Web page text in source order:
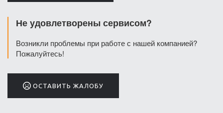
Не удовлетворены сервисом?
Возникли проблемы при работе с нашей компанией?
Пожалуйтесь!
ОСТАВИТЬ ЖАЛОБУ